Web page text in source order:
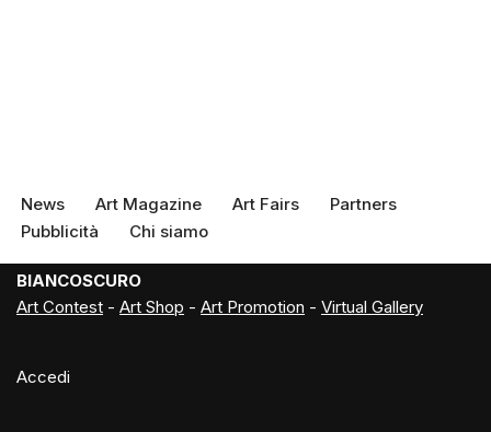
News Art Magazine Art Fairs
Partners
Pubblicità
Chi siamo
BIANCOSCURO
Art Contest - Art Shop - Art Promotion - Virtual Gallery
Accedi